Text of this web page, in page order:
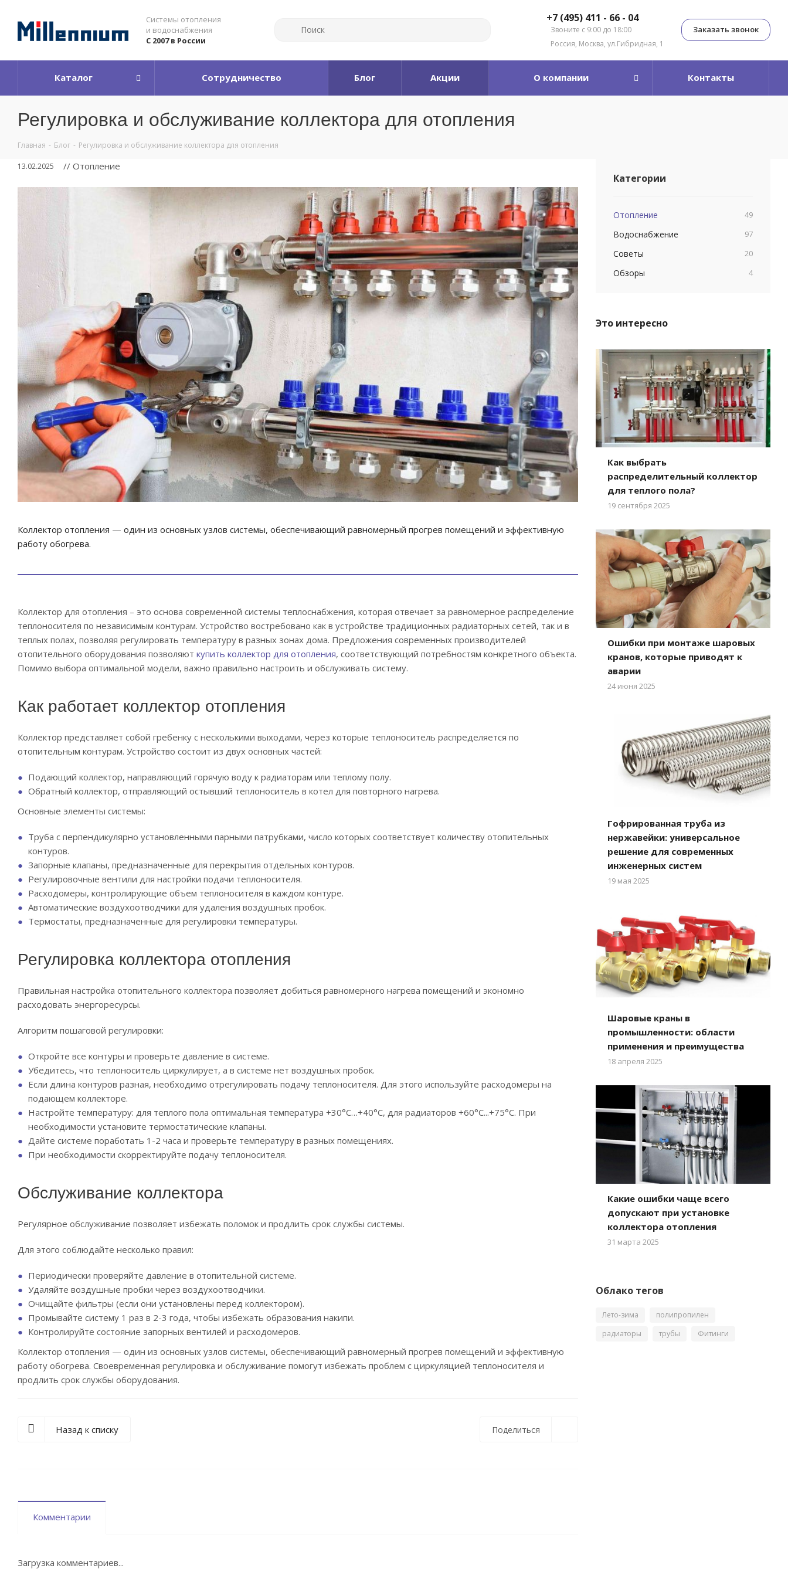
Системы отопления
и водоснабжения
С 2007 в России
+7 (495) 411 - 66 - 04
Звоните с 9:00 до 18:00
Россия, Москва, ул.Гибридная, 1
Заказать звонок
Каталог Сотрудничество Блог Акции О компании Контакты
Регулировка и обслуживание коллектора для отопления
Главная - Блог - Регулировка и обслуживание коллектора для отопления
13.02.2025 // Отопление
Коллектор отопления — один из основных узлов системы, обеспечивающий равномерный прогрев помещений и эффективную
работу обогрева.
Коллектор для отопления – это основа современной системы теплоснабжения, которая отвечает за равномерное распределение
теплоносителя по независимым контурам. Устройство востребовано как в устройстве традиционных радиаторных сетей, так и в
теплых полах, позволяя регулировать температуру в разных зонах дома. Предложения современных производителей
отопительного оборудования позволяют купить коллектор для отопления, соответствующий потребностям конкретного объекта.
Помимо выбора оптимальной модели, важно правильно настроить и обслуживать систему.
Как работает коллектор отопления
Коллектор представляет собой гребенку с несколькими выходами, через которые теплоноситель распределяется по
отопительным контурам. Устройство состоит из двух основных частей:
Подающий коллектор, направляющий горячую воду к радиаторам или теплому полу.
Обратный коллектор, отправляющий остывший теплоноситель в котел для повторного нагрева.
Основные элементы системы:
Труба с перпендикулярно установленными парными патрубками, число которых соответствует количеству отопительных
контуров.
Запорные клапаны, предназначенные для перекрытия отдельных контуров.
Регулировочные вентили для настройки подачи теплоносителя.
Расходомеры, контролирующие объем теплоносителя в каждом контуре.
Автоматические воздухоотводчики для удаления воздушных пробок.
Термостаты, предназначенные для регулировки температуры.
Регулировка коллектора отопления
Правильная настройка отопительного коллектора позволяет добиться равномерного нагрева помещений и экономно
расходовать энергоресурсы.
Алгоритм пошаговой регулировки:
Откройте все контуры и проверьте давление в системе.
Убедитесь, что теплоноситель циркулирует, а в системе нет воздушных пробок.
Если длина контуров разная, необходимо отрегулировать подачу теплоносителя. Для этого используйте расходомеры на
подающем коллекторе.
Настройте температуру: для теплого пола оптимальная температура +30°C…+40°C, для радиаторов +60°C...+75°C. При
необходимости установите термостатические клапаны.
Дайте системе поработать 1-2 часа и проверьте температуру в разных помещениях.
При необходимости скорректируйте подачу теплоносителя.
Обслуживание коллектора
Регулярное обслуживание позволяет избежать поломок и продлить срок службы системы.
Для этого соблюдайте несколько правил:
Периодически проверяйте давление в отопительной системе.
Удаляйте воздушные пробки через воздухоотводчики.
Очищайте фильтры (если они установлены перед коллектором).
Промывайте систему 1 раз в 2-3 года, чтобы избежать образования накипи.
Контролируйте состояние запорных вентилей и расходомеров.
Коллектор отопления — один из основных узлов системы, обеспечивающий равномерный прогрев помещений и эффективную
работу обогрева. Своевременная регулировка и обслуживание помогут избежать проблем с циркуляцией теплоносителя и
продлить срок службы оборудования.
Поделиться
Назад к списку
Комментарии
Загрузка комментариев...
Категории
Отопление 49
Водоснабжение 97
Советы 20
Обзоры 4
Это интересно
Как выбрать
распределительный коллектор
для теплого пола?
19 сентября 2025
Ошибки при монтаже шаровых
кранов, которые приводят к
аварии
24 июня 2025
Гофрированная труба из
нержавейки: универсальное
решение для современных
инженерных систем
19 мая 2025
Шаровые краны в
промышленности: области
применения и преимущества
18 апреля 2025
Какие ошибки чаще всего
допускают при установке
коллектора отопления
31 марта 2025
Облако тегов
Лето-зима
полипропилен
радиаторы
трубы Фитинги